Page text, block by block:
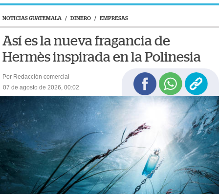
NOTICIAS GUATEMALA / DINERO / EMPRESAS
Así es la nueva fragancia de
Hermès inspirada en la Polinesia
Por Redacción comercial
07 de agosto de 2026, 00:02